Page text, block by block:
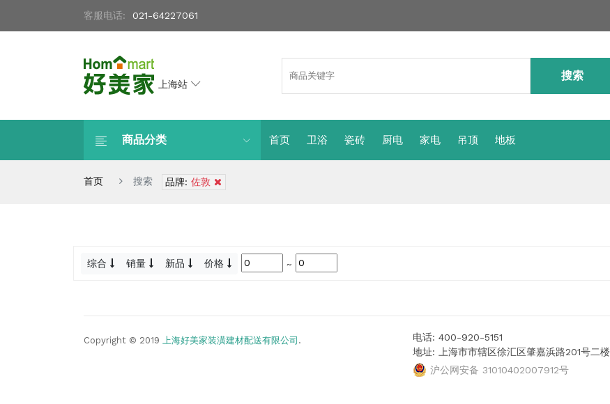
客服电话: 021-64227061
上海站
商品分类 首页 卫浴 瓷砖 厨电 家电 吊顶 地板
首页 搜索 品牌: 佐敦
综合 销量 新品 价格 ~
Copyright © 2019 上海好美家装潢建材配送有限公司 .
电话: 400-920-5151
地址: 上海市市辖区徐汇区肇嘉浜路201号二楼
沪公网安备 31010402007912号